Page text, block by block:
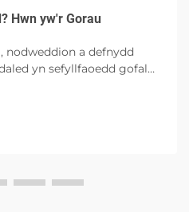
Hwn yw'r Gorau
nodweddion a defnydd
yn sefyllfaoedd gofal